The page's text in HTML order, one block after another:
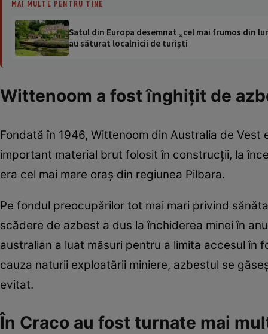
MAI MULTE PENTRU TINE
Satul din Europa desemnat „cel mai frumos din
au săturat localnicii de turiști
Wittenoom a fost înghiţit de
Fondată în 1946, Wittenoom din Australia de
important material brut folosit în construcţii, la
era cel mai mare oraş din regiunea Pilbara.
Pe fondul preocupărilor tot mai mari privind
scădere de azbest a dus la închiderea minei în
australian a luat măsuri pentru a limita accesul în
cauza naturii exploatării miniere, azbestul se
evitat.
În Craco au fost turnate mai